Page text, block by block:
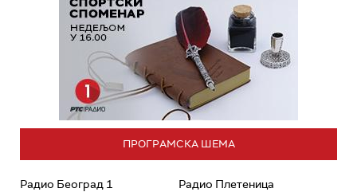
ПРОГРАМСКА ШЕМА
Радио Београд 1 Радио Плетеница